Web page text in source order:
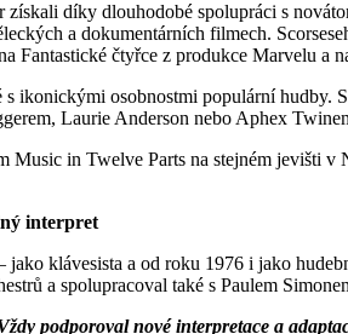
získali díky dlouhodobé spolupráci s
a dokumentárních filmech.
Fantastické čtyřce z produkce Marvelu a
ikonickými osobnostmi populární
Laurie Anderson nebo Aphex
in Twelve Parts na stejném jevišti
interpret
klávesista a od roku 1976 i jako
a spolupracoval také s Paulem
podporoval nové interpretace a